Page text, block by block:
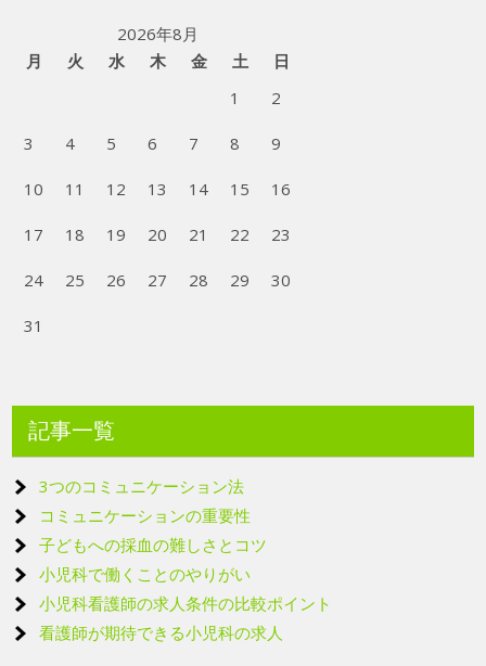
2026年8月
月
火 水 木 金 土
日
1
2
3 4 5 6 7 8 9
10 11 12 13 14 15 16
17 18 19 20 21 22 23
24 25 26 27 28 29 30
31
記事一覧
3つのコミュニケーション法
コミュニケーションの重要性
子どもへの採血の難しさとコツ
小児科で働くことのやりがい
小児科看護師の求人条件の比較ポイント
看護師が期待できる小児科の求人